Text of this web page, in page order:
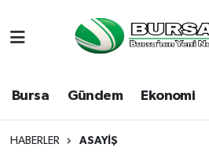
Bursa Gündem Ekonomi
HABERLER ASAYIŞ
Bursa
Dünya
Hava Durumu
Namaz Vakitleri